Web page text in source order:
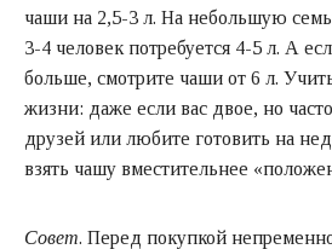
чаши на 2,5-3 л. На небольшую
3-4 человек потребуется 4-5 л. А
больше, смотрите чаши от 6 л.
жизни: даже если вас двое, но
друзей или любите готовить на
взять чашу вместительнее
Совет. Перед покупкой